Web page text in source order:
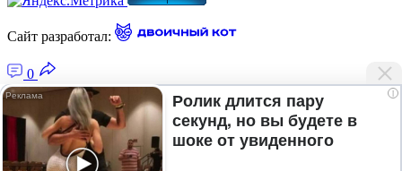
Сайт разработал:
0
Главная — Новости Якутии и мира
Лента новостей
i
Ролик длится пару
секунд, но вы будете в
шоке от увиденного